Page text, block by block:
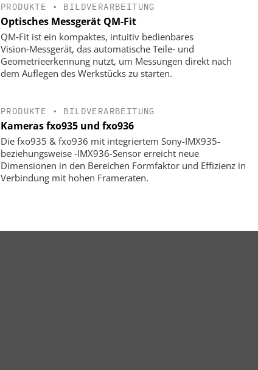
PRODUKTE • BILDVERARBEITUNG
Optisches Messgerät QM-Fit
QM‑Fit ist ein kompaktes, intuitiv bedienbares
Vision‑Messgerät, das automatische Teile‑ und
Geometrieerkennung nutzt, um Messungen direkt nach
dem Auflegen des Werkstücks zu starten.
PRODUKTE • BILDVERARBEITUNG
Kameras fxo935 und fxo936
Die fxo935 & fxo936 mit integriertem Sony-IMX935-
beziehungsweise -IMX936-Sensor erreicht neue
Dimensionen in den Bereichen Formfaktor und Effizienz in
Verbindung mit hohen Frameraten.